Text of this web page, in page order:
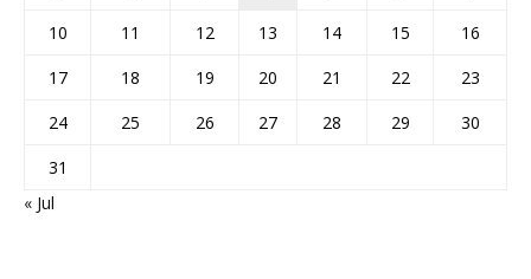
10
11 12 13 14 15
16
17
18 19 20 21 22
23
24
25 26 27 28 29
30
31
« Jul